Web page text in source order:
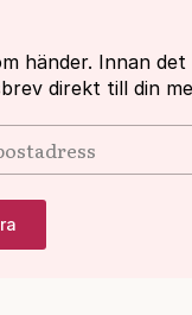
händer. Innan det
direkt till din